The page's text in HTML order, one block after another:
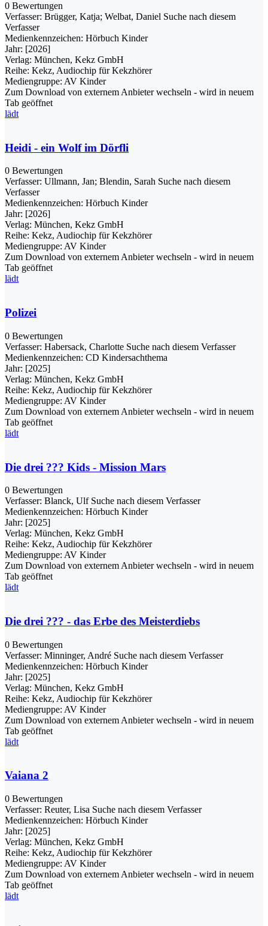
0 Bewertungen
Verfasser: Brügger, Katja; Welbat, Daniel Suche nach diesem
Verfasser
Medienkennzeichen: Hörbuch Kinder
Jahr: [2026]
Verlag: München, Kekz GmbH
Reihe: Kekz, Audiochip für Kekzhörer
Mediengruppe: AV Kinder
Zum Download von externem Anbieter wechseln - wird in neuem
Tab geöffnet
lädt
Heidi - ein Wolf im Dörfli
0 Bewertungen
Verfasser: Ullmann, Jan; Blendin, Sarah Suche nach diesem
Verfasser
Medienkennzeichen: Hörbuch Kinder
Jahr: [2026]
Verlag: München, Kekz GmbH
Reihe: Kekz, Audiochip für Kekzhörer
Mediengruppe: AV Kinder
Zum Download von externem Anbieter wechseln - wird in neuem
Tab geöffnet
lädt
Polizei
0 Bewertungen
Verfasser: Habersack, Charlotte Suche nach diesem Verfasser
Medienkennzeichen: CD Kindersachthema
Jahr: [2025]
Verlag: München, Kekz GmbH
Reihe: Kekz, Audiochip für Kekzhörer
Mediengruppe: AV Kinder
Zum Download von externem Anbieter wechseln - wird in neuem
Tab geöffnet
lädt
Die drei ??? Kids - Mission Mars
0 Bewertungen
Verfasser: Blanck, Ulf Suche nach diesem Verfasser
Medienkennzeichen: Hörbuch Kinder
Jahr: [2025]
Verlag: München, Kekz GmbH
Reihe: Kekz, Audiochip für Kekzhörer
Mediengruppe: AV Kinder
Zum Download von externem Anbieter wechseln - wird in neuem
Tab geöffnet
lädt
Die drei ??? - das Erbe des Meisterdiebs
0 Bewertungen
Verfasser: Minninger, André Suche nach diesem Verfasser
Medienkennzeichen: Hörbuch Kinder
Jahr: [2025]
Verlag: München, Kekz GmbH
Reihe: Kekz, Audiochip für Kekzhörer
Mediengruppe: AV Kinder
Zum Download von externem Anbieter wechseln - wird in neuem
Tab geöffnet
lädt
Vaiana 2
0 Bewertungen
Verfasser: Reuter, Lisa Suche nach diesem Verfasser
Medienkennzeichen: Hörbuch Kinder
Jahr: [2025]
Verlag: München, Kekz GmbH
Reihe: Kekz, Audiochip für Kekzhörer
Mediengruppe: AV Kinder
Zum Download von externem Anbieter wechseln - wird in neuem
Tab geöffnet
lädt